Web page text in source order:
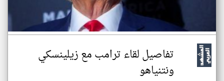
تفاصيل لقاء ترامب مع زيلينسكي
ونتنياهو